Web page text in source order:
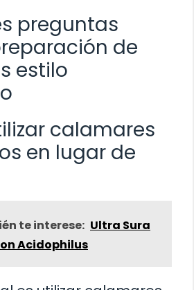
preguntas
de
estilo
calamares
en lugar de
te interese: Ultra Sura
Acidophilus